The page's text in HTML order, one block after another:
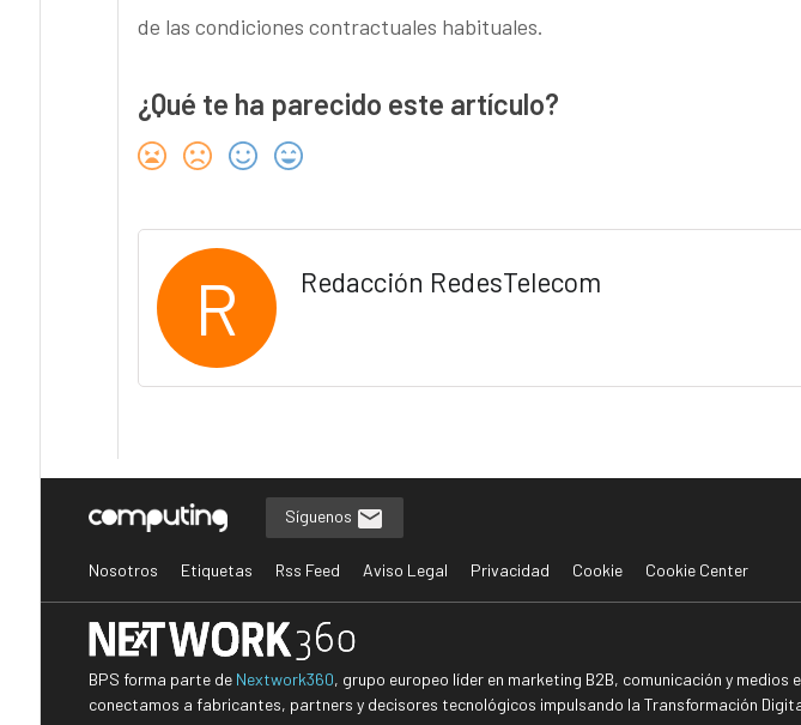
de las condiciones contractuales habituales.
¿Qué te ha parecido este artículo?
R Redacción RedesTelecom
Síguenos
Nosotros Etiquetas Rss Feed Aviso Legal Privacidad Cookie Cookie Center
BPS forma parte de Nextwork360, grupo europeo líder en marketing B2B, comunicación y
conectamos a fabricantes, partners y decisores tecnológicos impulsando la Transformación